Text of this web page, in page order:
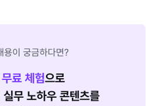
용이 궁금하다면?
료 체험으로
무 노하우 콘텐츠를